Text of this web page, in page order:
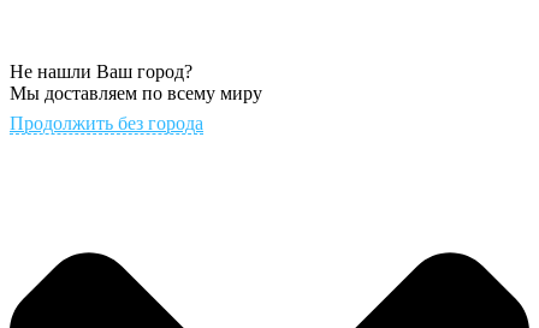
Не нашли Ваш город?
Мы доставляем по всему миру
Продолжить без города